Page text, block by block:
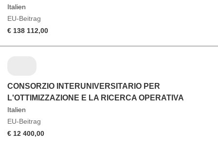
Italien
EU-Beitrag
€ 138 112,00
CONSORZIO INTERUNIVERSITARIO PER
L'OTTIMIZZAZIONE E LA RICERCA OPERATIVA
Italien
EU-Beitrag
€ 12 400,00